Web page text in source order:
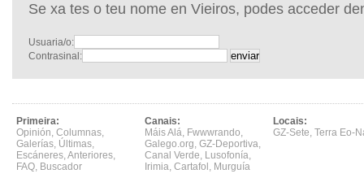
Se xa tes o teu nome en Vieiros, podes acceder
Usuaria/o:
Contrasinal:
Primeira:
Opinión, Columnas,
Galerías, Últimas,
Escáneres,Anteriores,
FAQ, Buscador
Canais:
Máis Alá, Fwwwrando,
Galego.org, GZ-Deportiva,
Canal Verde, Lusofonía,
Irimia, Cartafol , Murguía
Locais:
GZ-Sete, Terra Eo-